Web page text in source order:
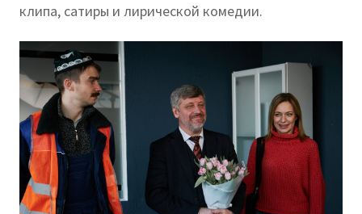
клипа, сатиры и лирической комедии.